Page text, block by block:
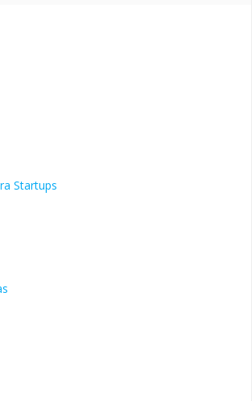
Startups